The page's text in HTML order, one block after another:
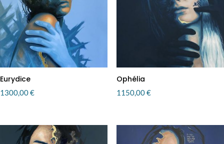
Eurydice
1300,00€
Ophélia
1150,00€